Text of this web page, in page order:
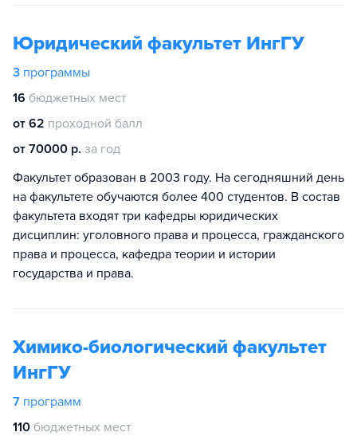
Юридический факультет ИнгГУ
3 программы
16 бюджетных мест
от 62 проходной балл
от 70000 р. за год
Факультет образован в 2003 году. На сегодняшний день
на факультете обучаются более 400 студентов. В состав
факультета входят три кафедры юридических
дисциплин: уголовного права и процесса, гражданского
права и процесса, кафедра теории и истории
государства и права.
Химико-биологический факультет
ИнгГУ
7 программ
110 бюджетных мест